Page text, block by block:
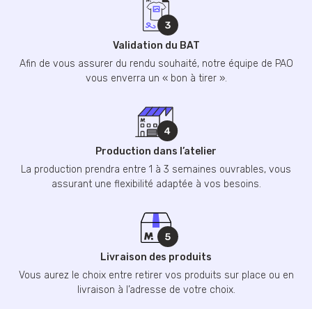
Validation du BAT
Afin de vous assurer du rendu souhaité, notre équipe de PAO
vous enverra un « bon à tirer ».
Production dans l’atelier
La production prendra entre 1 à 3 semaines ouvrables, vous
assurant une flexibilité adaptée à vos besoins.
Livraison des produits
Vous aurez le choix entre retirer vos produits sur place ou en
livraison à l’adresse de votre choix.